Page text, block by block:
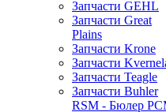
Запчасти GEHL
Запчасти Great
Plains
Запчасти Krone
Запчасти
Запчасти Teagle
Запчасти Buhler
RSM - Бюлер